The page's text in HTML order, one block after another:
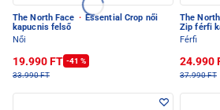
The North Face · Essential Crop női
kapucnis felső
Női
19.990 FT -41 %
33.990 FT
The
Zip férfi
Férfi
24.990
37.990 FT